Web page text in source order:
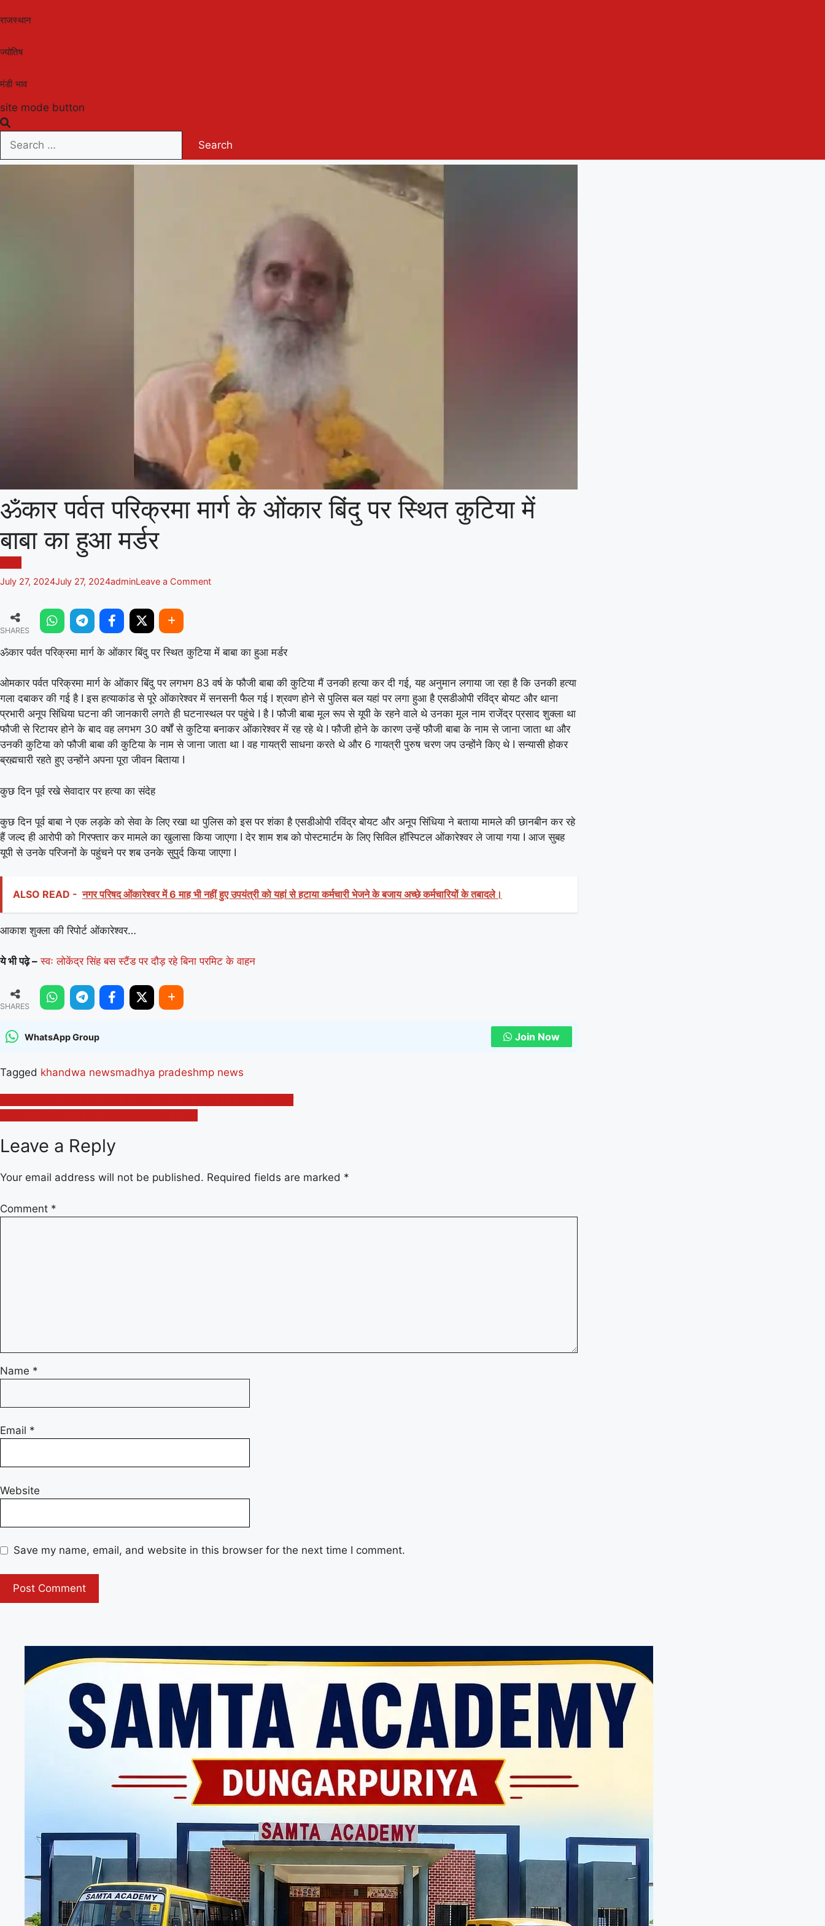
राजस्थान
ज्योतिष
मंडी भाव
site mode button
Search
for:
ॐकार पर्वत परिक्रमा मार्ग के ओंकार बिंदु पर स्थित कुटिया में
बाबा का हुआ मर्डर
July 27, 2024July 27, 2024adminLeave a Commenton
के
ओंकार
पर
स्थित
कुटिया
बाबा
का
SHARES
ॐकार पर्वत परिक्रमा मार्ग के ओंकार बिंदु पर स्थित कुटिया में बाबा का हुआ मर्डर
ओमकार पर्वत परिक्रमा मार्ग के ओंकार बिंदु पर लगभग 83 वर्ष के फौजी बाबा की कुटिया मैं उनकी हत्या कर दी गई, यह अनुमान लगाया जा रहा है कि उनकी हत्या
गला दबाकर की गई है I इस हत्याकांड से पूरे ओंकारेश्वर में सनसनी फैल गई I श्रवण होने से पुलिस बल यहां पर लगा हुआ है एसडीओपी रविंद्र बोयट और थाना
प्रभारी अनूप सिंधिया घटना की जानकारी लगते ही घटनास्थल पर पहुंचे I है I फौजी बाबा मूल रूप से यूपी के रहने वाले थे उनका मूल नाम राजेंद्र प्रसाद शुक्ला था
फौजी से रिटायर होने के बाद वह लगभग 30 वर्षों से कुटिया बनाकर ओंकारेश्वर में रह रहे थे I फौजी होने के कारण उन्हें फौजी बाबा के नाम से जाना जाता था और
उनकी कुटिया को फौजी बाबा की कुटिया के नाम से जाना जाता था I वह गायत्री साधना करते थे और 6 गायत्री पुरुष चरण जप उन्होंने किए थे I सन्यासी होकर
ब्रह्मचारी रहते हुए उन्होंने अपना पूरा जीवन बिताया I
कुछ दिन पूर्व रखे सेवादार पर हत्या का संदेह
कुछ दिन पूर्व बाबा ने एक लड़के को सेवा के लिए रखा था पुलिस को इस पर शंका है एसडीओपी रविंद्र बोयट और अनूप सिंधिया ने बताया मामले की छानबीन कर रहे
हैं जल्द ही आरोपी को गिरफ्तार कर मामले का खुलासा किया जाएगा I देर शाम शब को पोस्टमार्टम के लिए सिविल हॉस्पिटल ओंकारेश्वर ले जाया गया I आज सुबह
यूपी से उनके परिजनों के पहुंचने पर शब उनके सुपुर्द किया जाएगा I
ALSO READ - नगर परिषद ओंकारेश्वर में 6 माह भी नहीं हुए उपयंत्री को यहां से हटाया कर्मचारी भेजने के बजाय अच्छे कर्मचारियों के तबादले।
आकाश शुक्ला की रिपोर्ट ओंकारेश्वर…
ये भी पढ़े – स्वः लोकेंद्र सिंह बस स्टैंड पर दौड़ रहे बिना परमिट के वाहन
SHARES
WhatsApp Group Join Now
Tagged khandwa newsmadhya pradeshmp news
Post
Leave a Reply
Your email address will not be published. Required fields are marked *
Comment *
Name *
Email *
Website
Save my name, email, and website in this browser for the next time I comment.